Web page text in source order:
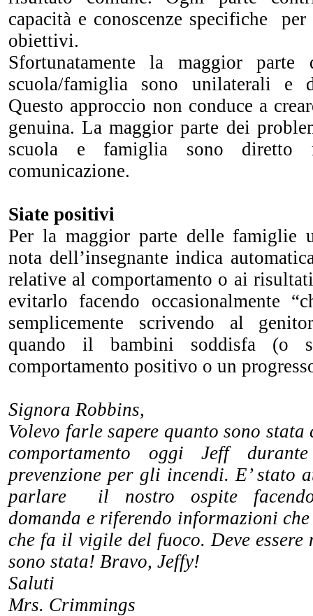
capacità e conoscenze specifiche
obiettivi.
Sfortunatamente la maggior parte
scuola/famiglia sono unilaterali e
Questo approccio non conduce a
genuina. La maggior parte dei
scuola e famiglia sono diretto
comunicazione.
Siate positivi
Per la maggior parte delle famiglie
nota dell’insegnante indica
relative al comportamento o ai
evitarlo facendo occasionalmente
semplicemente scrivendo al
quando il bambini soddisfa (o
comportamento positivo o un
Signora Robbins,
Volevo farle sapere quanto sono stata
comportamento oggi Jeff
prevenzione per gli incendi. E’ stato
parlare il nostro ospite
domanda e riferendo informazioni
che fa il vigile del fuoco. Deve
sono stata! Bravo, Jeffy!
Saluti
Mrs. Crimmings